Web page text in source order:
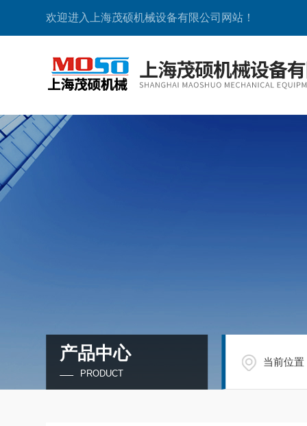
欢迎进入上海茂硕机械设备有限公司网站！
产品中心
PRODUCT
当前位置